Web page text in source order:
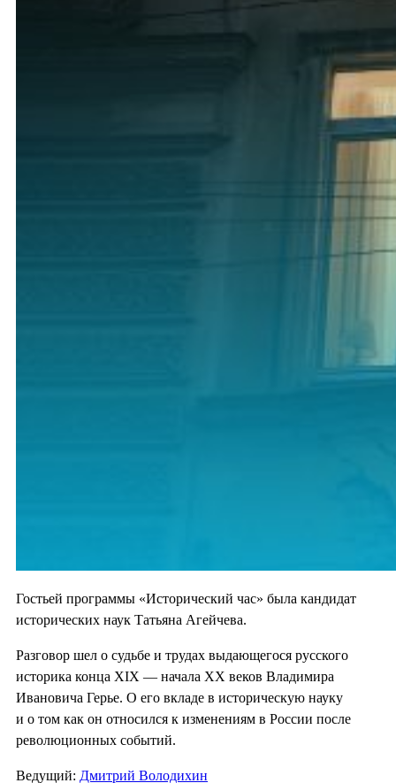
Гостьей программы «Исторический час» была кандидат
исторических наук Татьяна Агейчева.
Разговор шел о судьбе и трудах выдающегося русского
историка конца XIX — начала ХХ веков Владимира
Ивановича Герье. О его вкладе в историческую науку
и о том как он относился к изменениям в России после
революционных событий.
Ведущий: Дмитрий Володихин